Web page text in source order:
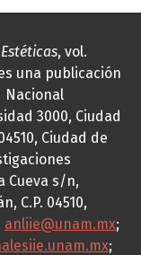
, vol.
una publicación
Nacional
3000, Ciudad
Ciudad de
Cueva s/n,
C.P. 04510,
anliie@unam.mx;
;